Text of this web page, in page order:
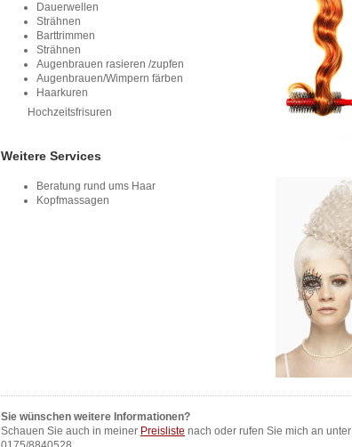
Dauerwellen
Strähnen
Barttrimmen
Strähnen
Augenbrauen rasieren /zupfen
Augenbrauen/Wimpern färben
Haarkuren
Hochzeitsfrisuren
Weitere Services
Beratung rund ums Haar
Kopfmassagen
Sie wünschen weitere Informationen?
Schauen Sie auch in meiner Preisliste nach oder rufen Sie mich an unter